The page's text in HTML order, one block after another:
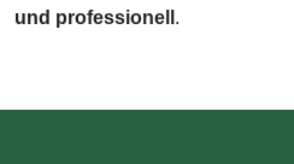
und professionell .